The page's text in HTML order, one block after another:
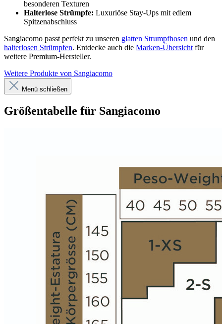
besonderen Texturen
Halterlose Strümpfe: Luxuriöse Stay-Ups mit edlem
Spitzenabschluss
Sangiacomo passt perfekt zu unseren glatten Strumpfhosen und den
halterlosen Strümpfen. Entdecke auch die Marken-Übersicht für
weitere Premium-Hersteller.
Weitere Produkte von Sangiacomo
Menü schließen
Größentabelle für Sangiacomo